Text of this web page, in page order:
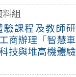
料組
驗課程及教師研
商辦理「智慧車
技與堆高機體驗